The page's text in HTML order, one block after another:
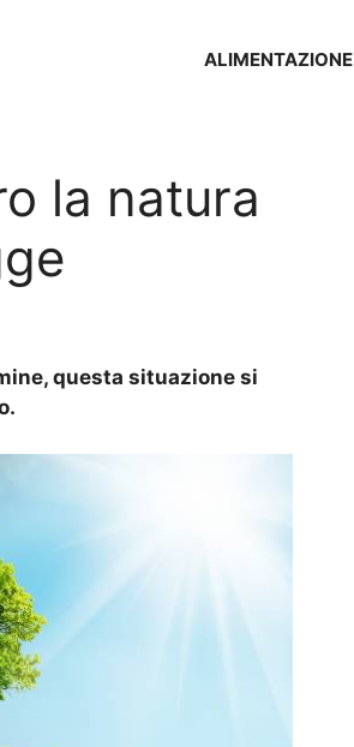
ALIMENTAZIONE
la natura
questa situazione si